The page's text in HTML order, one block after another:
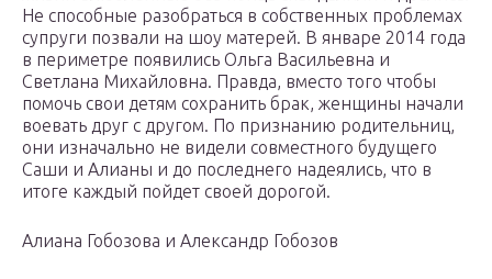
Не способные разобраться в собственных проблемах
супруги позвали на шоу матерей. В январе 2014 года
в периметре появились Ольга Васильевна и
Светлана Михайловна. Правда, вместо того чтобы
помочь свои детям сохранить брак, женщины начали
воевать друг с другом. По признанию родительниц,
они изначально не видели совместного будущего
Саши и Алианы и до последнего надеялись, что в
итоге каждый пойдет своей дорогой.
Алиана Гобозова и Александр Гобозов